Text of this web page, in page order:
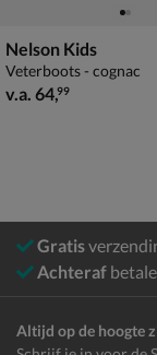
Nelson Kids
Veterboots - cognac
vanaf € 64,99
v.a. 64,99
Gratis
Achteraf
Altijd op de hoogte